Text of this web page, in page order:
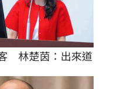
　林楚茵：出來道